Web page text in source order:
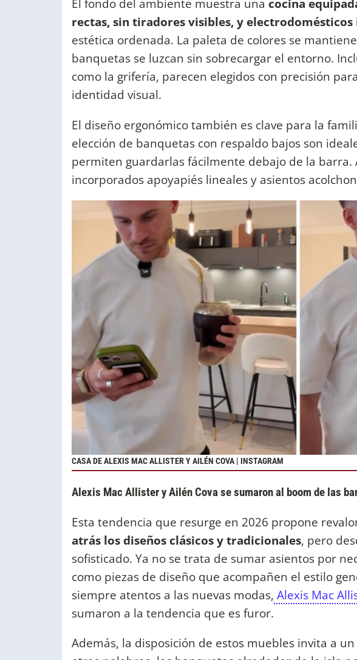
El fondo del ambiente muestra una cocina
rectas, sin tiradores visibles, y
estética ordenada. La paleta de colores se
banquetas se luzcan sin sobrecargar el entorno.
como la grifería, parecen elegidos con precisión
identidad visual.
El diseño ergonómico también es clave para la
elección de banquetas con respaldo bajos son
permiten guardarlas fácilmente debajo de la barra.
incorporados apoyapiés lineales y asientos
CASA DE ALEXIS MAC ALLISTER Y AILÉN COVA | INSTAGRAM
Alexis Mac Allister y Ailén Cova se sumaron al boom de las
Esta tendencia que resurge en 2026 propone
atrás los diseños clásicos y tradicionales, pero
sofisticado. Ya no se trata de sumar asientos por
como piezas de diseño que acompañen el estilo
siempre atentos a las nuevas modas, Alexis Mac
sumaron a la tendencia que es furor.
Además, la disposición de estos muebles invita a